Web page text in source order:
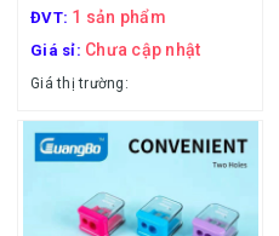
ĐVT: 1 sản phẩm
Giá sỉ: Chưa cập nhật
Giá thị trường: